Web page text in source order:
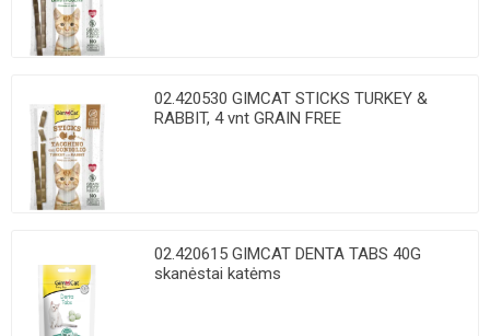
02.420530 GIMCAT STICKS TURKEY &
RABBIT, 4 vnt GRAIN FREE
02.420615 GIMCAT DENTA TABS 40G
skanėstai katėms